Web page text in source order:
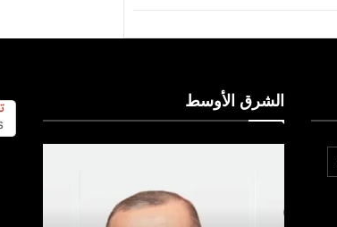
الشرق الأوسط